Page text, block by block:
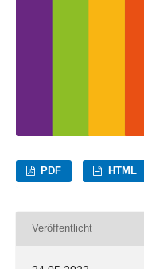
PDF HTML
Veröffentlicht